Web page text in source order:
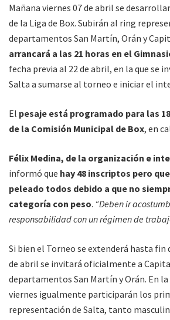
Mañana viernes 07 de abril se
de la Liga de Box. Subirán al ring
departamentos San Martín, Orán y
arrancará a las 21 horas en el
fecha previa al 22 de abril, en la que se
Salta a sumarse al torneo e iniciar el
El pesaje está programado para las
de la Comisión Municipal de Box, en
Félix Medina, de la organización e
informó que hay 48 inscriptos pero
peleado todos debido a que no
categoría con peso. “Deben ir
responsabilidad con un régimen de
Si bien el Torneo se extenderá hasta fin
de abril se invitará oficialmente a
departamentos San Martín y Orán. En la
viernes igualmente participarán los
representación de Salta, tanto